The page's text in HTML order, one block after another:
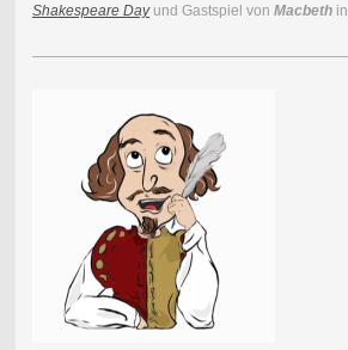
Shakespeare Dayund Gastspiel von Macbethin